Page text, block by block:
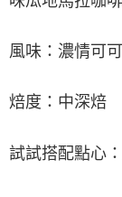
風味：濃情可
焙度：中深焙
試試搭配點心